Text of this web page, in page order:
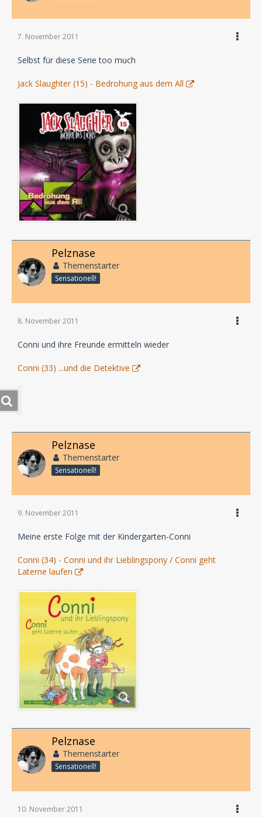
7. November 2011
Selbst für diese Serie too much
Jack Slaughter (15) - Bedrohung aus dem All
Pelznase
Themenstarter
Sensationell!
8. November 2011
Conni und ihre Freunde ermitteln wieder
Conni (33) ...und die Detektive
Pelznase
Themenstarter
Sensationell!
9. November 2011
Meine erste Folge mit der Kindergarten-Conni
Conni (34) - Conni und ihr Lieblingspony / Conni geht
Laterne laufen
Pelznase
Themenstarter
Sensationell!
10. November 2011